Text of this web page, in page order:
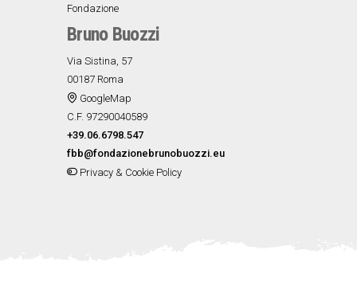
Fondazione
Bruno Buozzi
Via Sistina, 57
00187 Roma
GoogleMap
C.F. 97290040589
+39.06.6798.547
fbb@fondazionebrunobuozzi.eu
Privacy & Cookie Policy